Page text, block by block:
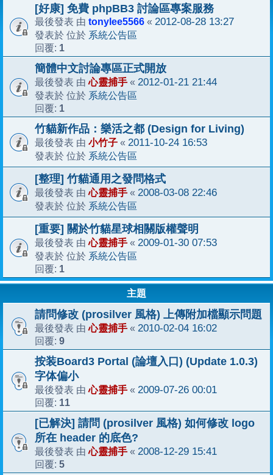
[好康] 免費 phpBB3 討論區專案服務
最後發表 由 tonylee5566 « 2012-08-28 13:27
發表於 位於 系統公告區
回覆: 1
簡體中文討論專區正式開放
最後發表 由心靈捕手 « 2012-01-21 21:44
發表於 位於 系統公告區
回覆: 1
竹貓新作品：樂活之都 (Design for Living)
最後發表 由 小竹子 « 2011-10-24 16:53
發表於 位於 系統公告區
[整理] 竹貓通用之發問格式
最後發表 由心靈捕手 « 2008-03-08 22:46
發表於 位於 系統公告區
[重要] 關於竹貓星球相關版權聲明
最後發表 由心靈捕手 « 2009-01-30 07:53
發表於 位於 系統公告區
回覆: 1
主題
請問修改 (prosilver 風格) 上傳附加檔顯示問題
最後發表 由心靈捕手 « 2010-02-04 16:02
回覆: 9
按装Board3 Portal (論壇入口) (Update 1.0.3)
字体偏小
最後發表 由心靈捕手 « 2009-07-26 00:01
回覆: 11
[已解決] 請問 (prosilver 風格) 如何修改 logo
所在 header 的底色?
最後發表 由心靈捕手 « 2008-12-29 15:41
回覆: 5